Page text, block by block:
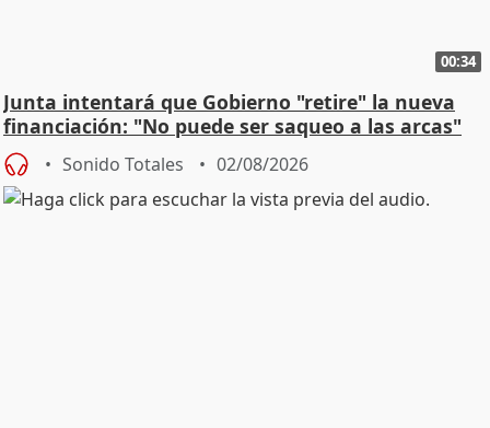
00:34
Junta intentará que Gobierno "retire" la nueva
financiación: "No puede ser saqueo a las arcas"
Sonido Totales 02/08/2026